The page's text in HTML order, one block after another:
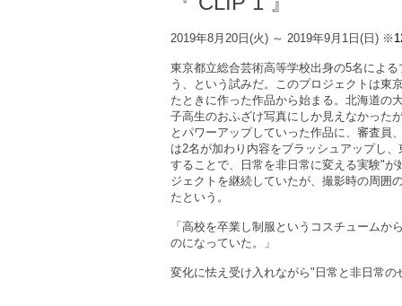
2019年8月20日(火) ～ 2019年9月1日(日) ※
東京都立総合芸術高等学校出身の5名によ
う、という試みだ。このプロジェクトは東
たときに作った作品から始まる。北海道の
子高生のおふざけ写真にしか見えなかった
とパワーアップしていった作品に、審査員
は2名が加わり内容をブラッシュアップし
することで、日常を非日常に変える実験"
ジェクトを継続していたが、撮影時の周囲
たという。
「高校を卒業し制服というコスチューム
のになっていた。」
変化に怯え受け入れながら"日常と非日常